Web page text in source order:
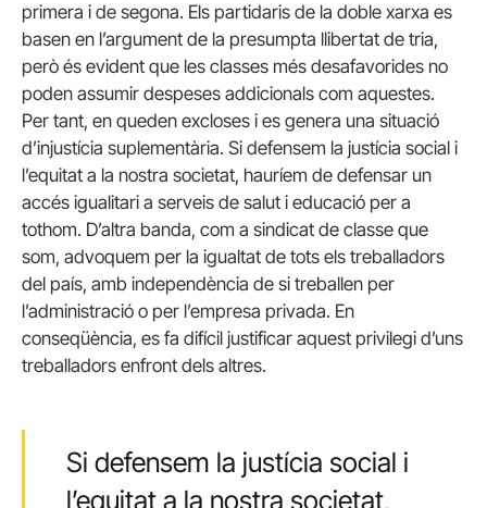
primera i de segona. Els partidaris de la doble xarxa es
basen en l’argument de la presumpta llibertat de tria,
però és evident que les classes més desafavorides no
poden assumir despeses addicionals com aquestes.
Per tant, en queden excloses i es genera una situació
d’injustícia suplementària. Si defensem la justícia social i
l’equitat a la nostra societat, hauríem de defensar un
accés igualitari a serveis de salut i educació per a
tothom. D’altra banda, com a sindicat de classe que
som, advoquem per la igualtat de tots els treballadors
del país, amb independència de si treballen per
l’administració o per l’empresa privada. En
conseqüència, es fa difícil justificar aquest privilegi d’uns
treballadors enfront dels altres.
Si defensem la justícia social i
l’equitat a la nostra societat,